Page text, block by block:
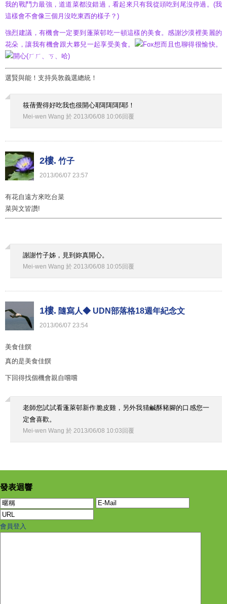
我的戰鬥力最強，道道菜都沒錯過，看起來只有我從頭吃到尾沒停過。(我
這樣會不會像三個月沒吃東西的樣子？)
強烈建議，有機會一定要到蓬萊邨吃一頓這樣的美食。感謝沙漠裡美麗的
花朵，讓我有機會跟大夥兒一起享受美食。
而且也聊得很愉快。
選賢與能！支持吳敦義選總統！
筱蒨覺得好吃我也很開心耶耶耶耶耶！
Mei-wen Wang 於 2013/06/08 10:06 回覆
2樓. 竹子
2013/06/07 23:57
有花自遠方來吃台菜
菜與文皆讚!
謝謝竹子姊，見到妳真開心。
Mei-wen Wang 於 2013/06/08 10:05 回覆
1樓. 隨寫人◆ UDN部落格18週年紀念文
2013/06/07 23:54
美食佳饌
真的是美食佳饌
下回得找個機會親自嚐嚐
老師您試試看蓬萊邨新作脆皮雞，另外我猜鹹酥豬腳的口感您一
定會喜歡。
Mei-wen Wang 於 2013/06/08 10:03 回覆
發表迴響
會員登入